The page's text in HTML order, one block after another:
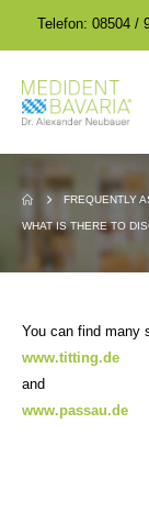
Telefon: 08504 /
FREQUENTLY
WHAT IS THERE TO
You can find many
www.titting.de
and
www.passau.de